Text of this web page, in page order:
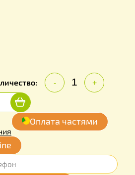
- +
Оплата частями